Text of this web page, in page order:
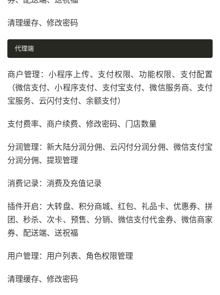
清理缓存、修改密码
代理端
商户管理：小程序上传、支付权限、功能权限、支付配置
（微信支付、小程序支付、支付宝支付、微信服务商、支付
宝服务、云闪付支付、余额支付）
支付费率、商户续费、修改密码、门店数量
分润管理：新大陆分润分佣、云闪付分润分佣、微信支付宝
分润分佣、提现管理
消费记录：消费及充值记录
插件开启：大转盘、积分商城、红包、礼品卡、优惠券、拼
团、秒杀、次卡、预售、分销、微信支付代金券、微信商家
券、配送端、送祝福
用户管理：用户列表、角色权限管理
清理缓存、修改密码